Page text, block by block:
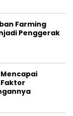
Farming
Penggerak
Mencapai